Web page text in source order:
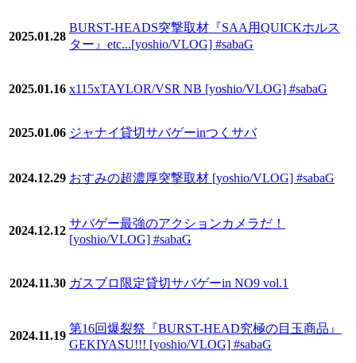
2025.01.28
BURST-HEADS突撃取材『SAA用QUICKホルス
ター』etc...[yoshio/VLOG] #sabaG
2025.01.16 x115xTAYLOR/VSR NB [yoshio/VLOG] #sabaG
2025.01.06 ジャナイ貸切サバゲーinつくサバ
2024.12.29 おすみの超濃厚突撃取材 [yoshio/VLOG] #sabaG
2024.12.12
サバゲー最強のアクションカメラだ！
[yoshio/VLOG] #sabaG
2024.11.30 ガスブロ限定貸切サバゲーin NO9 vol.1
2024.11.19
第16回爆裂祭『BURST-HEAD究極の目玉商品』
GEKIYASU!!! [yoshio/VLOG] #sabaG